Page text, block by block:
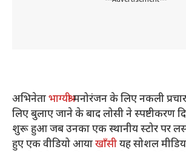
अभिनेताभाग्यश्रीमनोरंजन के लिए नकली
लिए बुलाए जाने के बाद लोसी ने स्पष्टीकरण
शुरू हुआ जब उनका एक स्थानीय स्टोर पर
हुए एक वीडियो आयाखाँसीयह सोशल